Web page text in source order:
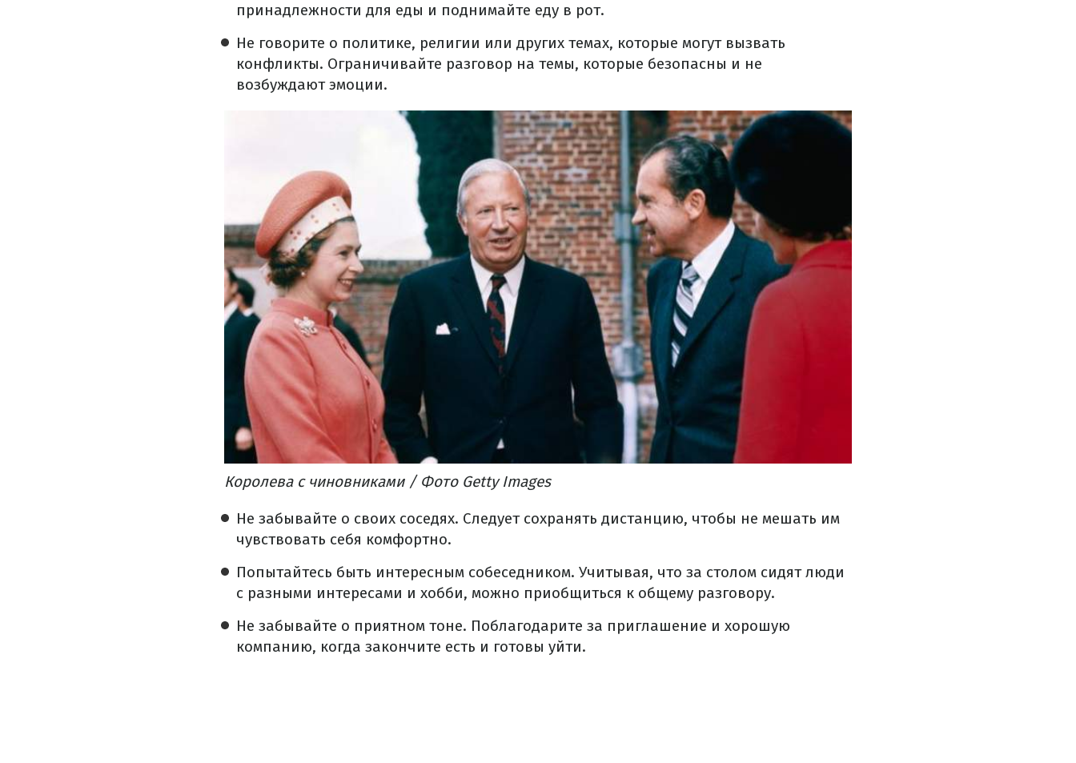
принадлежности для еды и поднимайте еду в рот.
Не говорите о политике, религии или других темах, которые могут вызвать
конфликты. Ограничивайте разговор на темы, которые безопасны и не
возбуждают эмоции.
Королева с чиновниками / Фото Getty Images
Не забывайте о своих соседях. Следует сохранять дистанцию, чтобы не мешать им
чувствовать себя комфортно.
Попытайтесь быть интересным собеседником. Учитывая, что за столом сидят люди
с разными интересами и хобби, можно приобщиться к общему разговору.
Не забывайте о приятном тоне. Поблагодарите за приглашение и хорошую
компанию, когда закончите есть и готовы уйти.